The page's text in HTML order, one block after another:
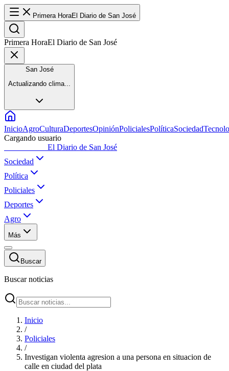
Primera HoraEl Diario de San José
Primera HoraEl Diario de San José
San José
Actualizando clima...
InicioAgroCulturaDeportesOpiniónPolicialesPolíticaSociedad
Cargando usuario
El Diario de San José
Sociedad
Política
Policiales
Deportes
Agro
Más
Buscar
Buscar noticias
Inicio
/
Policiales
/
Investigan violenta agresion a una persona en situacion de
calle en ciudad del plata